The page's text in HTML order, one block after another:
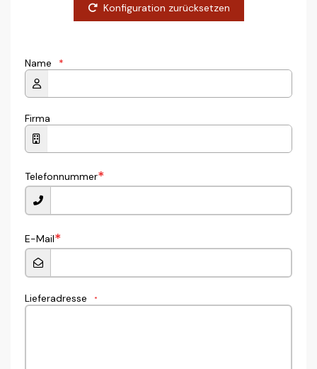
Konfiguration zurücksetzen
Name *
Firma
Telefonnummer*
E-Mail*
Lieferadresse *